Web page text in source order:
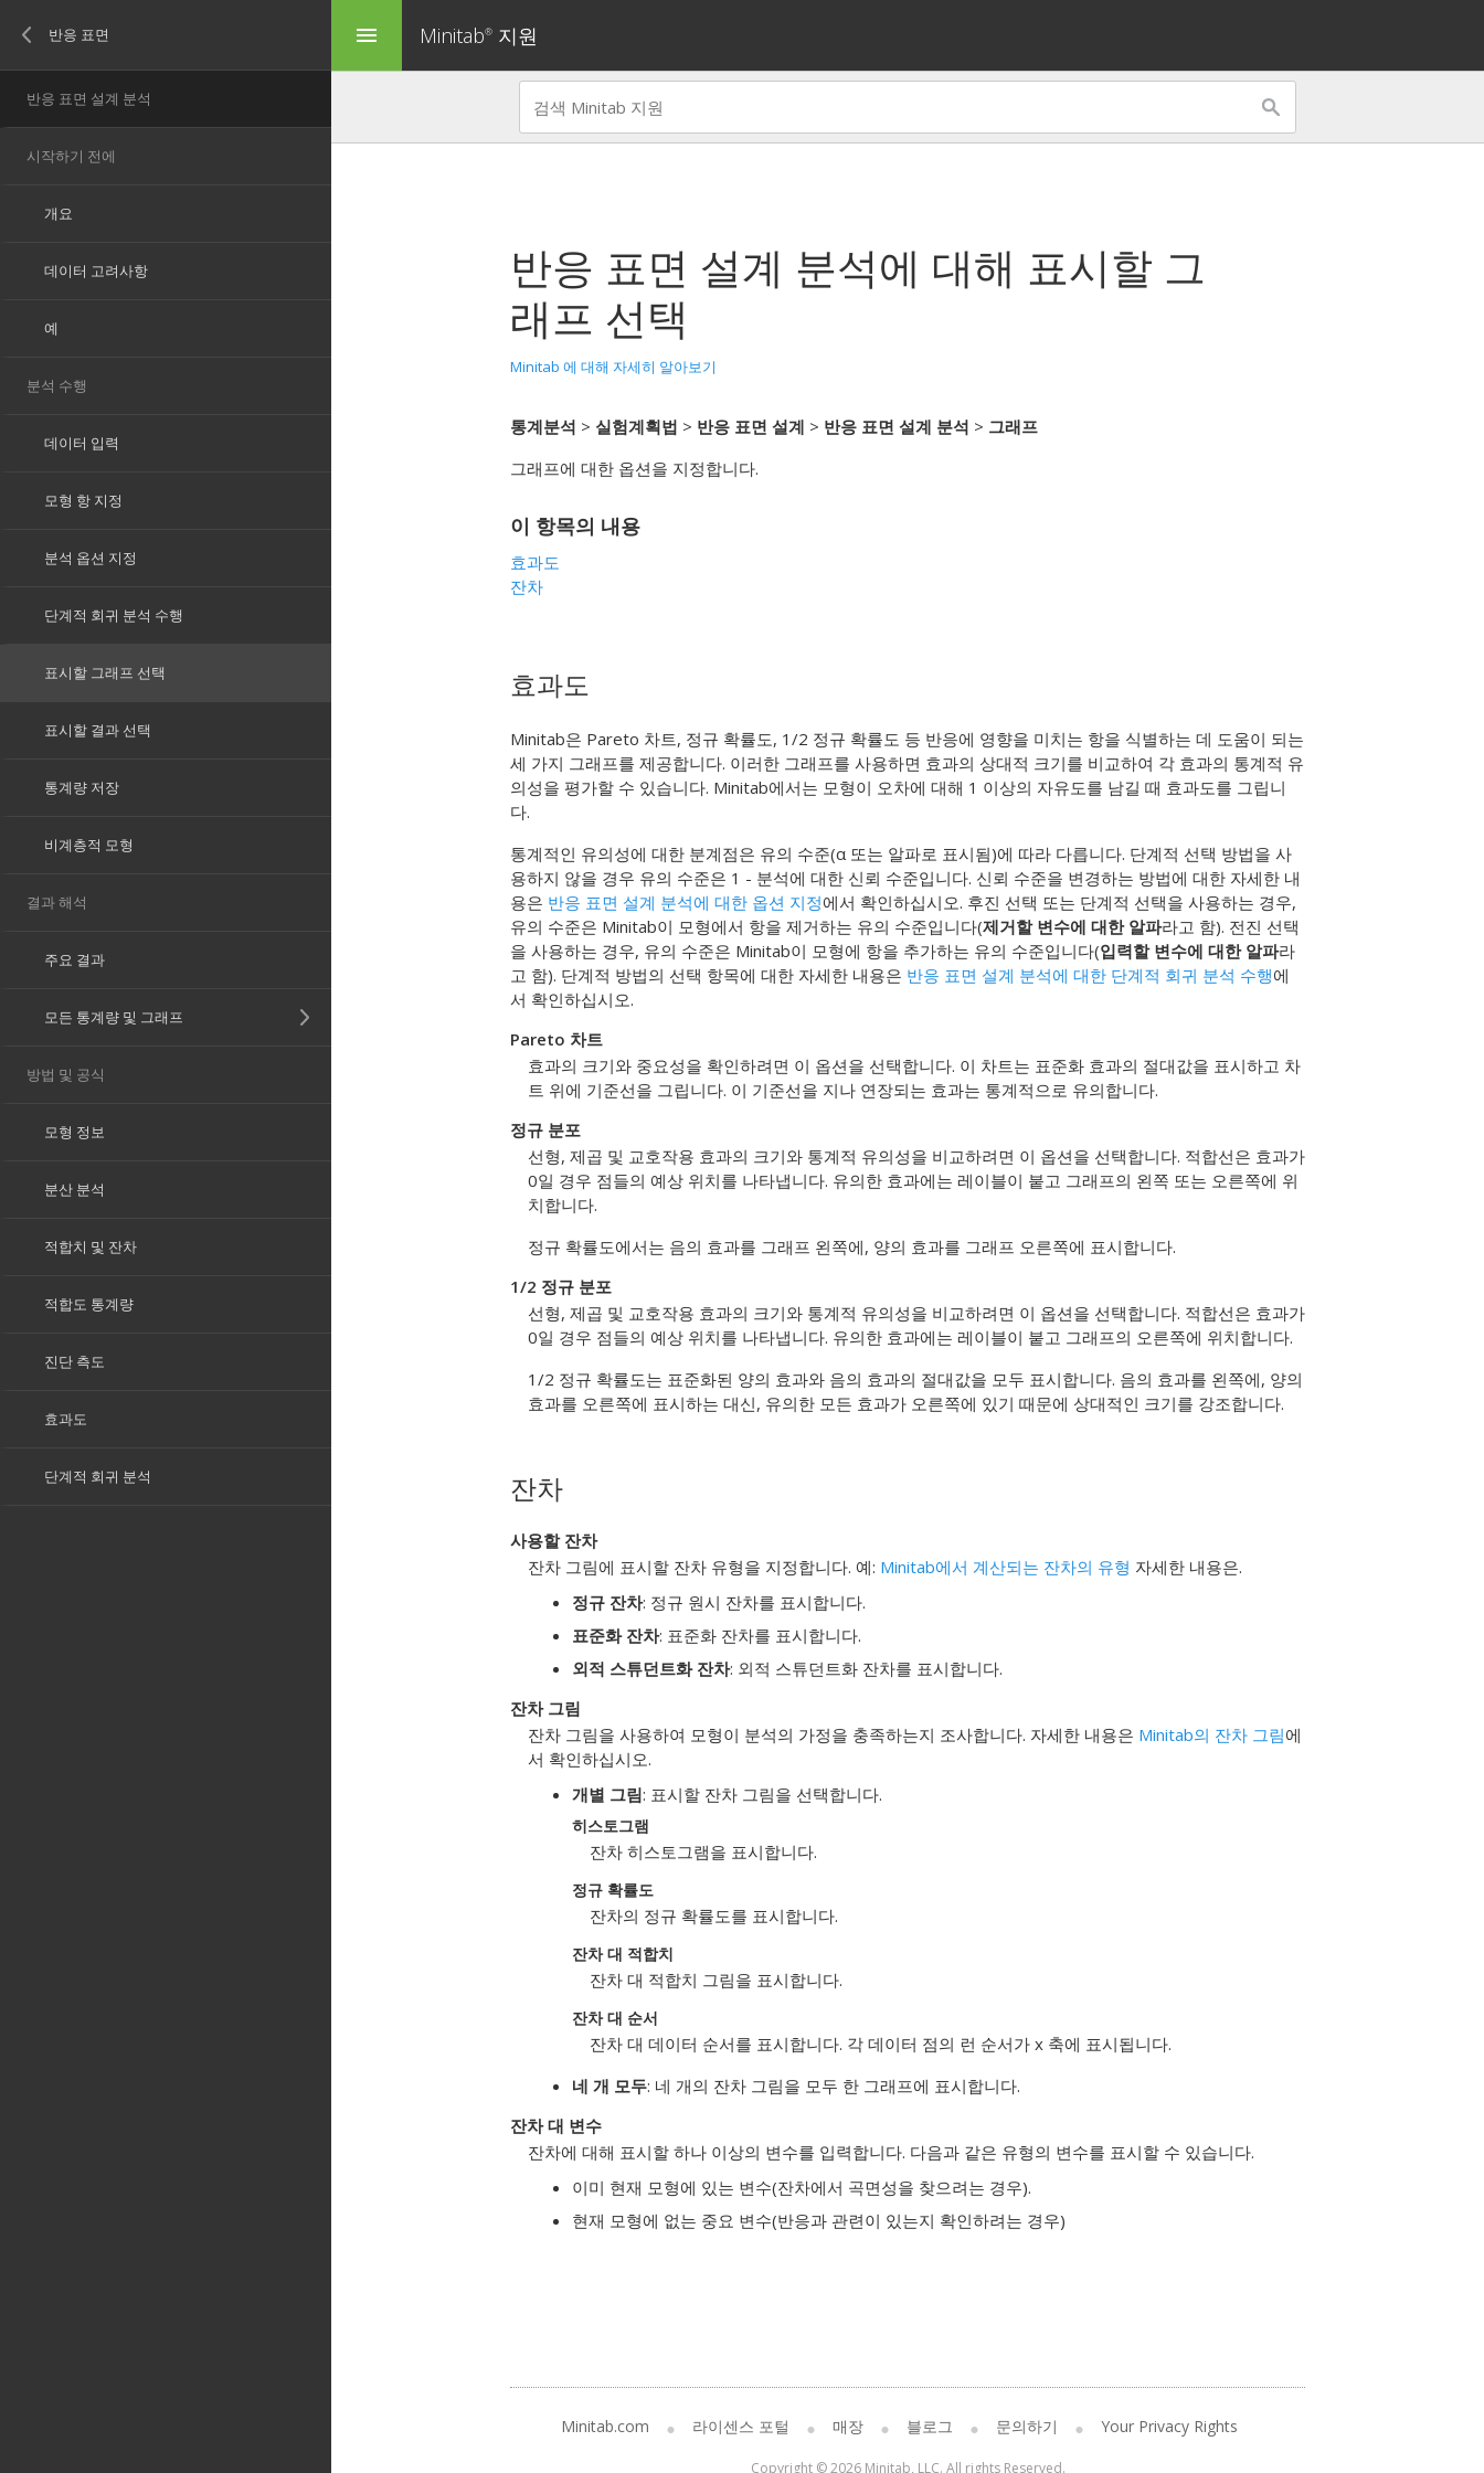
menu Minitab® 지원
반응 표면 설계 분석에 대해 표시할 그
래프 선택
Minitab 에 대해 자세히 알아보기
통계분석 > 실험계획법 > 반응 표면 설계 > 반응 표면 설계 분석 > 그래프
그래프에 대한 옵션을 지정합니다.
이 항목의 내용
효과도
잔차
효과도
Minitab은 Pareto 차트, 정규 확률도, 1/2 정규 확률도 등 반응에 영향을 미치는 항을 식별하는 데 도움이 되는
세 가지 그래프를 제공합니다. 이러한 그래프를 사용하면 효과의 상대적 크기를 비교하여 각 효과의 통계적 유
의성을 평가할 수 있습니다. Minitab에서는 모형이 오차에 대해 1 이상의 자유도를 남길 때 효과도를 그립니
다.
통계적인 유의성에 대한 분계점은 유의 수준(α 또는 알파로 표시됨)에 따라 다릅니다. 단계적 선택 방법을 사
용하지 않을 경우 유의 수준은 1 - 분석에 대한 신뢰 수준입니다. 신뢰 수준을 변경하는 방법에 대한 자세한 내
용은 반응 표면 설계 분석에 대한 옵션 지정에서 확인하십시오. 후진 선택 또는 단계적 선택을 사용하는 경우,
유의 수준은 Minitab이 모형에서 항을 제거하는 유의 수준입니다(제거할 변수에 대한 알파라고 함). 전진 선택
을 사용하는 경우, 유의 수준은 Minitab이 모형에 항을 추가하는 유의 수준입니다(입력할 변수에 대한 알파라
고 함). 단계적 방법의 선택 항목에 대한 자세한 내용은 반응 표면 설계 분석에 대한 단계적 회귀 분석 수행에
서 확인하십시오.
Pareto 차트
효과의 크기와 중요성을 확인하려면 이 옵션을 선택합니다. 이 차트는 표준화 효과의 절대값을 표시하고 차
트 위에 기준선을 그립니다. 이 기준선을 지나 연장되는 효과는 통계적으로 유의합니다.
정규 분포
선형, 제곱 및 교호작용 효과의 크기와 통계적 유의성을 비교하려면 이 옵션을 선택합니다. 적합선은 효과가
0일 경우 점들의 예상 위치를 나타냅니다. 유의한 효과에는 레이블이 붙고 그래프의 왼쪽 또는 오른쪽에 위
치합니다.
정규 확률도에서는 음의 효과를 그래프 왼쪽에, 양의 효과를 그래프 오른쪽에 표시합니다.
1/2 정규 분포
선형, 제곱 및 교호작용 효과의 크기와 통계적 유의성을 비교하려면 이 옵션을 선택합니다. 적합선은 효과가
0일 경우 점들의 예상 위치를 나타냅니다. 유의한 효과에는 레이블이 붙고 그래프의 오른쪽에 위치합니다.
1/2 정규 확률도는 표준화된 양의 효과와 음의 효과의 절대값을 모두 표시합니다. 음의 효과를 왼쪽에, 양의
효과를 오른쪽에 표시하는 대신, 유의한 모든 효과가 오른쪽에 있기 때문에 상대적인 크기를 강조합니다.
잔차
사용할 잔차
잔차 그림에 표시할 잔차 유형을 지정합니다. 예: Minitab에서 계산되는 잔차의 유형 자세한 내용은.
정규 잔차: 정규 원시 잔차를 표시합니다.
표준화 잔차: 표준화 잔차를 표시합니다.
외적 스튜던트화 잔차: 외적 스튜던트화 잔차를 표시합니다.
잔차 그림
잔차 그림을 사용하여 모형이 분석의 가정을 충족하는지 조사합니다. 자세한 내용은 Minitab의 잔차 그림에
서 확인하십시오.
개별 그림: 표시할 잔차 그림을 선택합니다.
히스토그램
잔차 히스토그램을 표시합니다.
정규 확률도
잔차의 정규 확률도를 표시합니다.
잔차 대 적합치
잔차 대 적합치 그림을 표시합니다.
잔차 대 순서
잔차 대 데이터 순서를 표시합니다. 각 데이터 점의 런 순서가 x 축에 표시됩니다.
네 개 모두: 네 개의 잔차 그림을 모두 한 그래프에 표시합니다.
잔차 대 변수
잔차에 대해 표시할 하나 이상의 변수를 입력합니다. 다음과 같은 유형의 변수를 표시할 수 있습니다.
이미 현재 모형에 있는 변수(잔차에서 곡면성을 찾으려는 경우).
현재 모형에 없는 중요 변수(반응과 관련이 있는지 확인하려는 경우)
Minitab.com 라이센스 포털 매장 블로그 문의하기 Your Privacy Rights
Copyright © 2026 Minitab, LLC. All rights Reserved.